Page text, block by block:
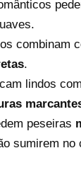
combinam
.
lindos
peseiras
sumirem no